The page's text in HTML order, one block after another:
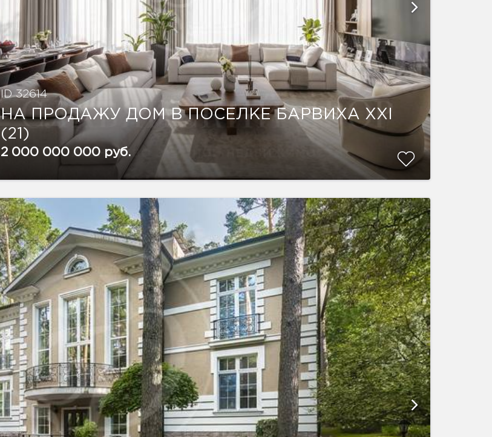
ID 32614
НА ПРОДАЖУ ДОМ В ПОСЕЛКЕ БАРВИХА XXI
(21)
2 000 000 000 руб.